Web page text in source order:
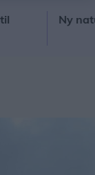
Ny